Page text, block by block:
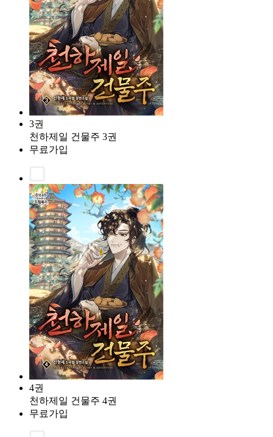
3권
천하제일 건물주 3권
무료가입
4권
천하제일 건물주 4권
무료가입